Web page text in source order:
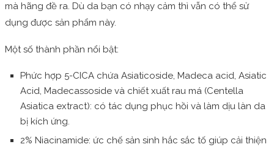
mà hãng đề ra. Dù da bạn có nhạy cảm thì vẫn có thể sử
dụng được sản phẩm này.
Một số thành phần nổi bật:
Phức hợp 5-CICA chứa Asiaticoside, Madeca acid, Asiatic
Acid, Madecassoside và chiết xuất rau má (Centella
Asiatica extract): có tác dụng phục hồi và làm dịu làn da
bị kích ứng.
2% Niacinamide: ức chế sản sinh hắc sắc tố giúp cải thiện